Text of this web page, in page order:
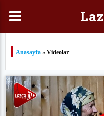
Laz
Anasayfa » Videolar